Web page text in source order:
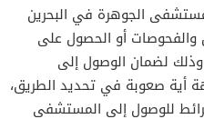
الجوهرة في البحرين
والفحوصات أو الحصول على
وذلك لضمان الوصول إلى
صعوبة في تحديد الطريق،
للوصول إلى المستشفى